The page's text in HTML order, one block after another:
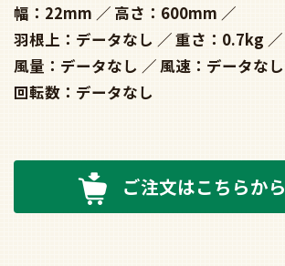
幅：22mm
高さ：600mm
羽根上：データなし
重さ：0.7kg
風量：データなし
風速：データなし
回転数：データなし
ご注文はこちらから